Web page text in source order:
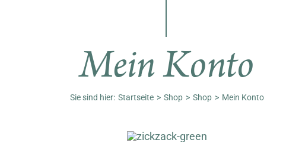
Mein Konto
Sie sind hier: Startseite Shop Shop Mein Konto